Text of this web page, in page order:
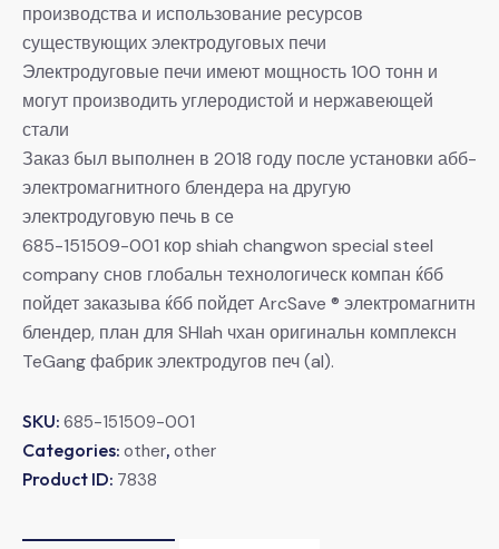
производства и использование ресурсов
существующих электродуговых печи
Электродуговые печи имеют мощность 100 тонн и
могут производить углеродистой и нержавеющей
стали
Заказ был выполнен в 2018 году после установки абб-
электромагнитного блендера на другую
электродуговую печь в се
685-151509-001 кор shiah changwon special steel
company снов глобальн технологическ компан ќбб
пойдет заказыва ќбб пойдет ArcSave ® электромагнитн
блендер, план для SHlah чхан оригинальн комплексн
TeGang фабрик электродугов печ (al).
SKU: 685-151509-001
Categories: other, other
Product ID: 7838